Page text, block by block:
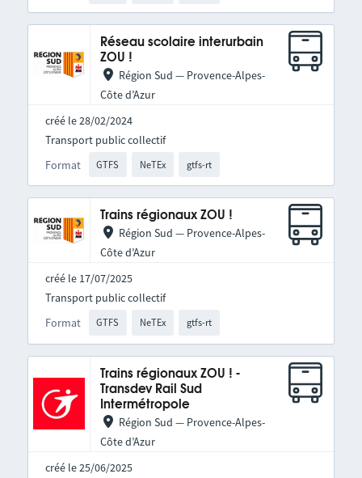
Réseau scolaire interurbain
ZOU !
Région Sud — Provence-Alpes-
Côte d’Azur
créé le 28/02/2024
Format GTFS NeTEx gtfs-rt
Transport public collectif
Trains régionaux ZOU !
Région Sud — Provence-Alpes-
Côte d’Azur
créé le 17/07/2025
Format GTFS NeTEx gtfs-rt
Transport public collectif
Trains régionaux ZOU ! -
Transdev Rail Sud
Intermétropole
Région Sud — Provence-Alpes-
Côte d’Azur
créé le 25/06/2025